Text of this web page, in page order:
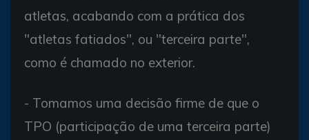
atletas, acabando com a prática dos
"atletas fatiados", ou "terceira parte",
como é chamado no exterior.
- Tomamos uma decisão firme de que o
TPO (participação de uma terceira parte)